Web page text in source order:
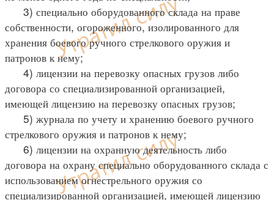
3) специально оборудованного склада на праве
собственности, огороженного, изолированного для
хранения боевого ручного стрелкового оружия и
патронов к нему;
4) лицензии на перевозку опасных грузов либо
договора со специализированной организацией,
имеющей лицензию на перевозку опасных грузов;
5) журнала по учету и хранению боевого ручного
стрелкового оружия и патронов к нему;
6) лицензии на охранную деятельность либо
договора на охрану специально оборудованного склада с
использованием огнестрельного оружия со
специализированной организацией, имеющей лицензию